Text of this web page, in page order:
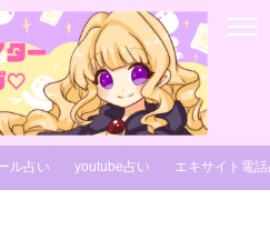
ル占い youtube占い エキサイト電